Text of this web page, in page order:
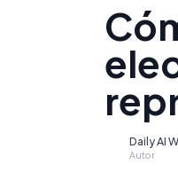
Daily AI
Autor